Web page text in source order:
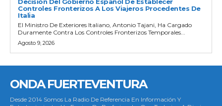
Controles Fronterizos A Los Viajeros Procedentes De
Italia
El Ministro De Exteriores Italiano, Antonio Tajani, Ha Cargado
Duramente Contra Los Controles Fronterizos Temporales...
Agosto 9, 2026
ONDA FUERTEVENTURA
Desde 2014 Somos La Radio De Referencia En Información Y